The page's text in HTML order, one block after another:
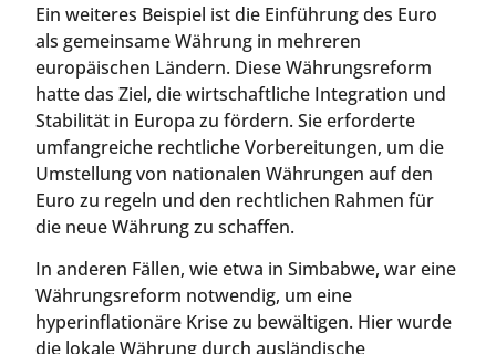
Ein weiteres Beispiel ist die Einführung des Euro
als gemeinsame Währung in mehreren
europäischen Ländern. Diese Währungsreform
hatte das Ziel, die wirtschaftliche Integration und
Stabilität in Europa zu fördern. Sie erforderte
umfangreiche rechtliche Vorbereitungen, um die
Umstellung von nationalen Währungen auf den
Euro zu regeln und den rechtlichen Rahmen für
die neue Währung zu schaffen.
In anderen Fällen, wie etwa in Simbabwe, war eine
Währungsreform notwendig, um eine
hyperinflationäre Krise zu bewältigen. Hier wurde
die lokale Währung durch ausländische